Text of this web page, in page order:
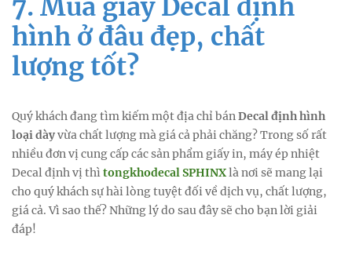
7. Mua giấy Decal định
hình ở đâu đẹp, chất
lượng tốt?
Quý khách đang tìm kiếm một địa chỉ bán Decal định hình
loại dàyvừa chất lượng mà giá cả phải chăng? Trong số rất
nhiều đơn vị cung cấp các sản phẩm giấy in, máy ép nhiệt
Decal định vị thì tongkhodecal SPHINXlà nơi sẽ mang lại
cho quý khách sự hài lòng tuyệt đối về dịch vụ, chất lượng,
giá cả. Vì sao thế? Những lý do sau đây sẽ cho bạn lời giải
đáp!